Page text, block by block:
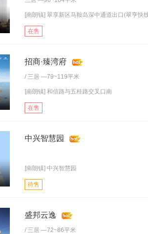
[南朗镇] 翠享新区马鞍岛深中通道出口(翠亨快
在售
招商·臻湾府
/ 三居 —79~119平米
[南朗镇] 和信路与五桂路交叉口南
在售
中兴智慧园
[南朗镇] 中兴智慧园
待售
盛邦云逸
/ 三居 —72~86平米